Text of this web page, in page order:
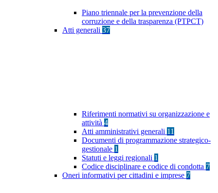
Piano triennale per la prevenzione della
corruzione e della trasparenza (PTPCT)
Atti generali 37
Riferimenti normativi su organizzazione e
attività 4
Atti amministrativi generali 11
Documenti di programmazione strategico-
gestionale 1
Statuti e leggi regionali 1
Codice disciplinare e codice di condotta 7
Oneri informativi per cittadini e imprese 7